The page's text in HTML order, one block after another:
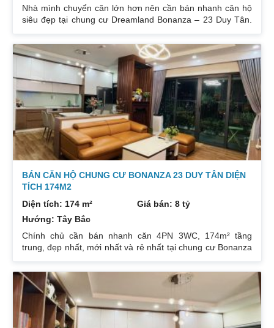
Nhà mình chuyển căn lớn hơn nên cần bán nhanh căn hộ
siêu đẹp tại chung cư Dreamland Bonanza – 23 Duy Tân.
hợp lý các phòng đều tràn ngập ánh sáng tự nhiên. Hướng
cửa Bắc. Ban công Tây. Tầng cao view bát ngát thoáng
mát. Nhà nguyên Bản CĐT. Giá bán: 5 tỷ có thương lượng
đẹp. Liên hệ : 0832133366
BÁN CĂN HỘ CHUNG CƯ BONANZA 23 DUY TÂN DIỆN
TÍCH 174M2
Diện tích: 174 m²
Giá bán: 8 tỷ
Hướng: Tây Bắc
Chính chủ cần bán nhanh căn 4PN 3WC, 174m² tầng
trung, đẹp nhất, mới nhất và rẻ nhất tại chung cư Bonanza
nên cần bán lại để đầu tư cái khác, cụ thể như sau:
Hướng: TB, ban công Đông Nam. Thiết kế: 4 ngủ 3WC DT:
174m². Nội thất đẹp thiết kế sang trọng trẻ trung. Phòng
khách, bếp, thiết bị vệ sinh tất cả đều mới và sử dụng tốt.
Nhà đã có sổ pháp